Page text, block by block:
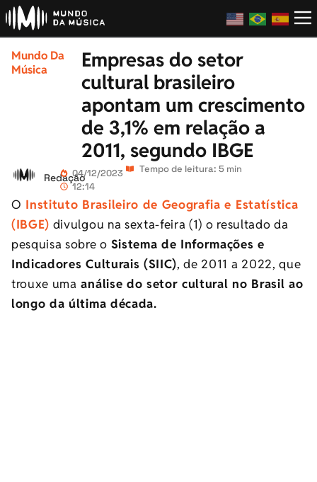
Mundo Da
Música
Empresas do setor
cultural brasileiro
apontam um crescimento
de 3,1% em relação a
2011, segundo IBGE
Redação04/12/2023
12:14
Tempo de leitura: 5 min
O Instituto Brasileiro de Geografia e Estatística
(IBGE) divulgou na sexta-feira (1) o resultado da
pesquisa sobre o Sistema de Informações e
Indicadores Culturais (SIIC), de 2011 a 2022, que
trouxe uma análise do setor cultural no Brasil ao
longo da última década.